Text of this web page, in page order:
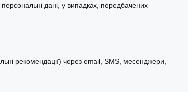
дані, у випадках, передбачених
рекомендації) через email, SMS, месенджери,